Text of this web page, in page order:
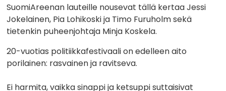
SuomiAreenan lauteille nousevat tällä kertaa Jessi
Jokelainen, Pia Lohikoski ja Timo Furuholm sekä
tietenkin puheenjohtaja Minja Koskela.
20-vuotias politiikkafestivaali on edelleen aito
porilainen: rasvainen ja ravitseva.
Ei harmita, vaikka sinappi ja ketsuppi suttaisivat